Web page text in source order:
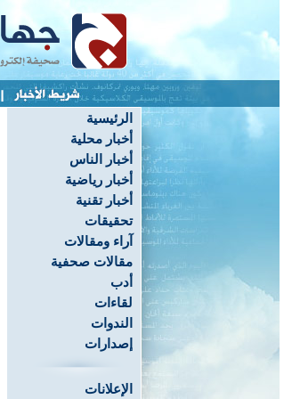
الرئيسية
أخبار محلية
أخبار الناس
أخبار رياضية
أخبار تقنية
تحقيقات
آراء ومقالات
مقالات صحفية
أدب
لقاءات
الندوات
إصدارات
الإعلانات